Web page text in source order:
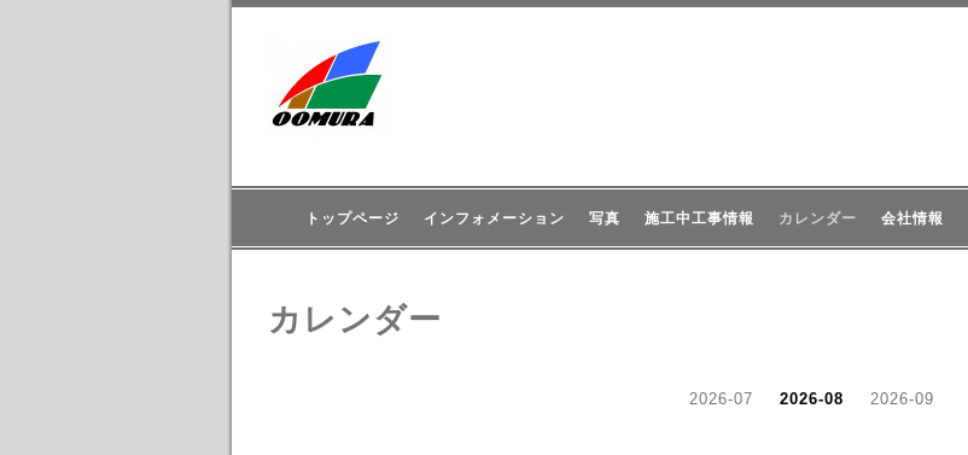
トップページ インフォメーション 写真 施工中工事情報 カレンダー 会社情報
カレンダー
2026-07 2026-08 2026-09